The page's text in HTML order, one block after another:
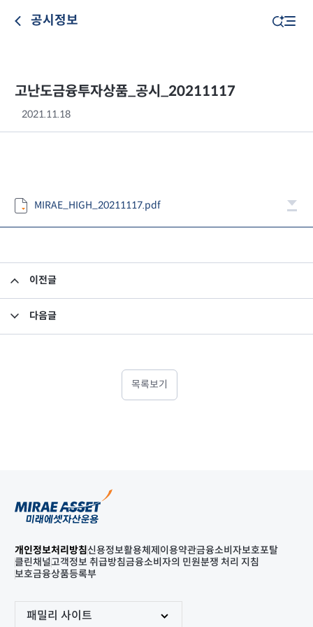
공시정보
고난도금융투자상품_공시_20211117
2021.11.18
MIRAE_HIGH_20211117.pdf
이전글
다음글
목록보기
개인정보처리방침신용정보활용체제 이용약관금융소비자보호포탈
클린채널고객정보 취급방침금융소비자의 민원분쟁 처리 지침
보호금융상품등록부
패밀리 사이트